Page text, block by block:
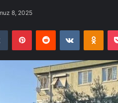
8, 2025
Tumblr PinterestReddit VKontakte